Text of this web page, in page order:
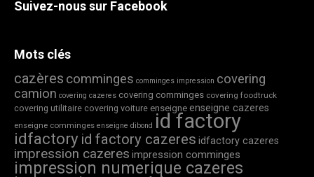
Suivez-nous sur Facebook
Mots clés
cazères comminges comminges impression covering
camion covering cazeres covering comminges covering foodtruck
covering utilitaire covering voiture enseigne enseigne cazeres
enseigne comminges enseigne dibond id factory
idfactory id factory cazeres idfactory cazeres
impression cazeres impression comminges
impression numerique cazeres